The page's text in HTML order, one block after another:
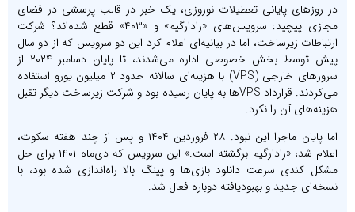
در روزهای پایانی تعطیلات نوروزی، یک خبر در قالب پرسشی در فضای
مجازی پیچید: سرویس‌های «رادارگیم» و «۴۰۳» قطع شده‌اند؟ شرکت
ارتباطات زیرساخت، اما در بیانیه‌ای اعلام کرد این دو سرویس که از دو سال
پیش توسط بخش خصوصی اداره می‌شدند، تا پایان دسامبر ۲۰۲۴ از
سرورهای خارجی (VPS) با هزینه‌ای سالانه حدود ۲ میلیون یورو استفاده
می‌کردند. قرارداد VPSها به پایان رسیده بود و شرکت زیرساخت دیگر تقبل
هزینه‌های آن را نکرد.
اما پایان ماجرا این نبود. ۲۸ فروردین ۱۴۰۴ و پس از چند هفته سکوت،
اعلام شد، «رادارگیم برگشته است.» این سرویس که دی‌ماه ۱۴۰۱ برای حل
مشکل کندی سرعت دانلود بازی‌ها و پینگ بالا راه‌اندازی شده بود، با
نسخه‌ای جدید و بهبودیافته دوباره فعال شد.